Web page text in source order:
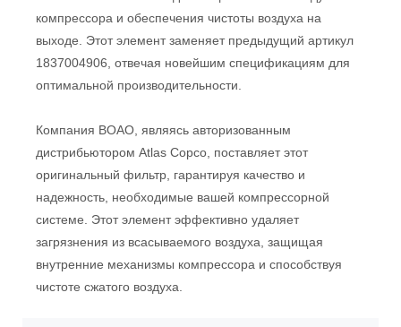
компрессора и обеспечения чистоты воздуха на
выходе. Этот элемент заменяет предыдущий артикул
1837004906, отвечая новейшим спецификациям для
оптимальной производительности.
Компания BOAO, являясь авторизованным
дистрибьютором Atlas Copco, поставляет этот
оригинальный фильтр, гарантируя качество и
надежность, необходимые вашей компрессорной
системе. Этот элемент эффективно удаляет
загрязнения из всасываемого воздуха, защищая
внутренние механизмы компрессора и способствуя
чистоте сжатого воздуха.